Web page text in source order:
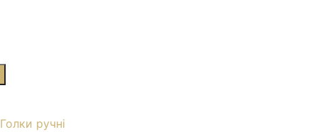
Голки ручні